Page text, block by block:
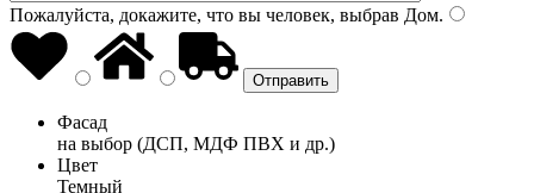
Пожалуйста, докажите, что вы человек, выбрав Дом.
Фасад
на выбор (ДСП, МДФ ПВХ и др.)
Цвет
Темный